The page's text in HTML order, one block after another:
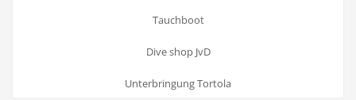
Tauchboot
Dive shop JvD
Unterbringung Tortola